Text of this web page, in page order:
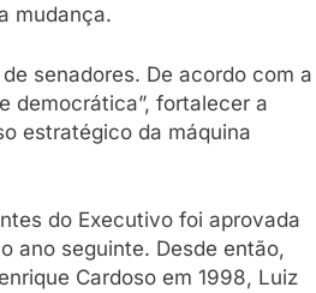
mudança.
senadores. De acordo com a
democrática”, fortalecer a
estratégico da máquina
do Executivo foi aprovada
ano seguinte. Desde então,
Cardoso em 1998, Luiz